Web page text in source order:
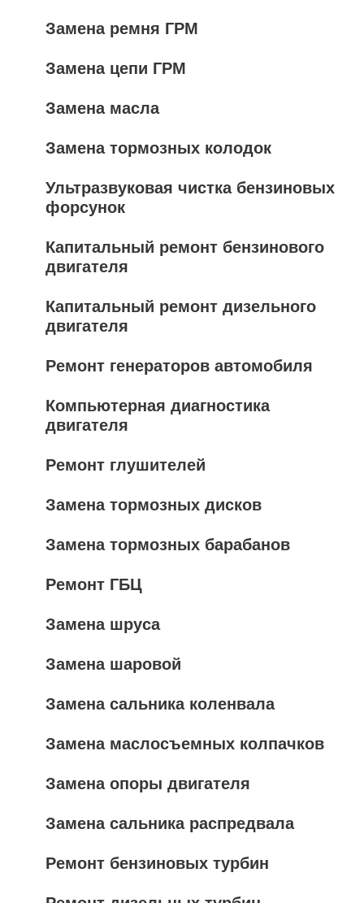
Замена ремня ГРМ
Замена цепи ГРМ
Замена масла
Замена тормозных колодок
Ультразвуковая чистка бензиновых
форсунок
Капитальный ремонт бензинового
двигателя
Капитальный ремонт дизельного
двигателя
Ремонт генераторов автомобиля
Компьютерная диагностика
двигателя
Ремонт глушителей
Замена тормозных дисков
Замена тормозных барабанов
Ремонт ГБЦ
Замена шруса
Замена шаровой
Замена сальника коленвала
Замена маслосъемных колпачков
Замена опоры двигателя
Замена сальника распредвала
Ремонт бензиновых турбин